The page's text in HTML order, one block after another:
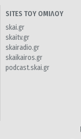
SITES ΤΟΥ ΟΜΙΛΟΥ
skai.gr
skaitv.gr
skairadio.gr
skaikairos.gr
podcast.skai.gr